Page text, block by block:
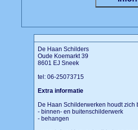
De Haan Schilders
Oude Koemarkt 39
8601 EJ Sneek
tel: 06-25073715
Extra informatie
De Haan Schilderwerken houdt zich
- binnen- en buitenschilderwerk
- behangen